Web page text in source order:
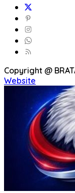
Copyright @
Website